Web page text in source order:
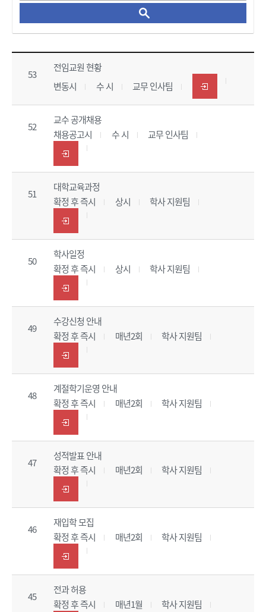
건
정보공개 데이타 목록
- 사전정보공개의 관한표로 순번,공표항목, 공개시기, 공개주기, 담당부서, 공개 방법에 대한 내용입니다.
53
전임교원 현황
변동시
수 시 교무 인사팀
52
교수 공개채용
채용공고시
수 시 교무 인사팀
51
대학교육과정
확정 후 즉시
상시 학사 지원팀
50
학사일정
확정 후 즉시
상시 학사 지원팀
49
수강신청 안내
확정 후 즉시
매년2회 학사 지원팀
48
계절학기운영 안내
확정 후 즉시
매년2회 학사 지원팀
47
성적발표 안내
확정 후 즉시
매년2회 학사 지원팀
46
재입학 모집
확정 후 즉시
매년2회 학사 지원팀
45
전과 허용
확정 후 즉시
매년1월 학사 지원팀